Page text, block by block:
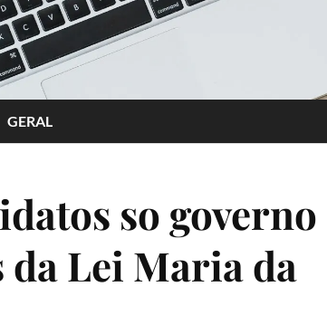
GERAL
so governo
da Lei Maria da